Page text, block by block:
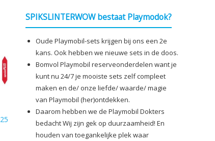
25
SPIKSLINTERWOW bestaat Playmodok?
Oude Playmobil-sets krijgen bij ons een 2e
kans. Ook hebben we nieuwe sets in de doos.
Bomvol Playmobil reserveonderdelen want je
kunt nu 24/7 je mooiste sets zelf compleet
maken en de/ onze liefde/ waarde/ magie
van Playmobil (her)ontdekken.
Daarom hebben we de Playmobil Dokters
bedacht Wij zijn gek op duurzaamheid! En
houden van toegankelijke plek waar